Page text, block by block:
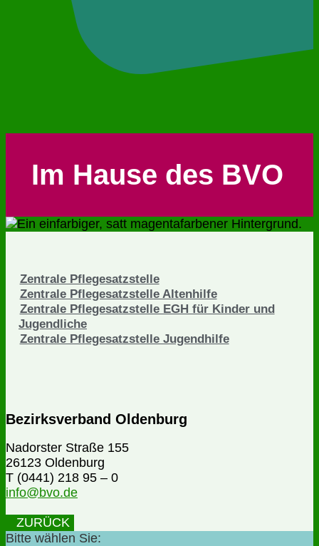
Im Hause des BVO
Zentrale Pflegesatzstelle
Zentrale Pflegesatzstelle Altenhilfe
Zentrale Pflegesatzstelle EGH für Kinder und
Jugendliche
Zentrale Pflegesatzstelle Jugendhilfe
Bezirksverband Oldenburg
Nadorster Straße 155
26123 Oldenburg
T (0441) 218 95 – 0
info@bvo.de
ZURÜCK
Bitte wählen Sie: